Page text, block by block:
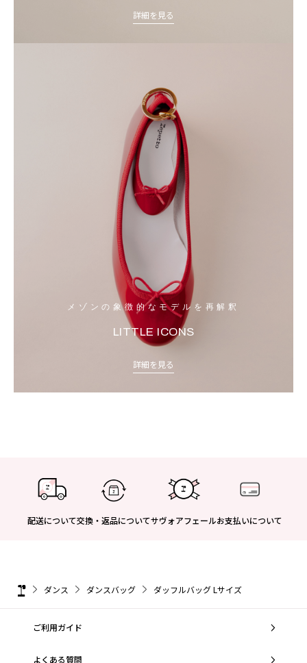
詳細を見る
メゾンの象徴的なモデルを再解釈
LITTLE ICONS
詳細を見る
配送について交換・返品についてサヴォアフェールお支払いについて
ダンス ダンスバッグ ダッフルバッグ Lサイズ
ご利用ガイド
よくある質問